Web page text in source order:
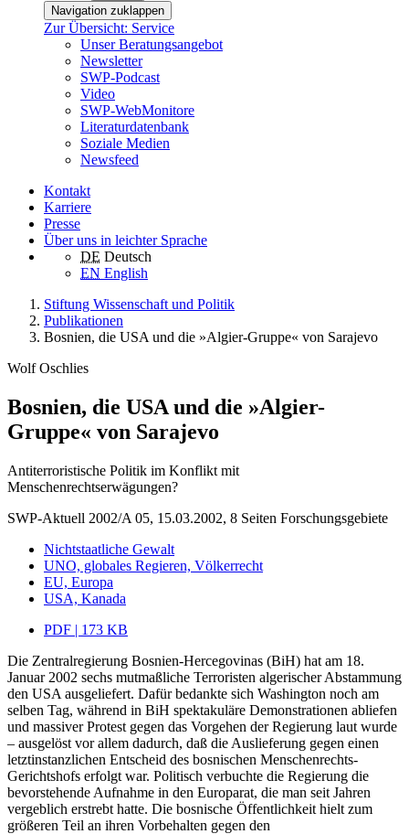
Navigation zuklappen
Zur Übersicht: Service
Unser Beratungsangebot
Newsletter
SWP-Podcast
Video
SWP-WebMonitore
Literaturdatenbank
Soziale Medien
Newsfeed
Kontakt
Karriere
Presse
Über uns in leichter Sprache
DE Deutsch
EN English
Stiftung Wissenschaft und Politik
Publikationen
Bosnien, die USA und die »Algier-Gruppe« von Sarajevo
Wolf Oschlies
Bosnien, die USA und die »Algier-
Gruppe« von Sarajevo
Antiterroristische Politik im Konflikt mit
Menschenrechtserwägungen?
SWP-Aktuell 2002/A 05, 15.03.2002, 8 Seiten Forschungsgebiete
Nichtstaatliche Gewalt
UNO, globales Regieren, Völkerrecht
EU, Europa
USA, Kanada
PDF | 173 KB
Die Zentralregierung Bosnien-Hercegovinas (BiH) hat am 18.
Januar 2002 sechs mutmaßliche Terroristen algerischer Abstammung
den USA ausgeliefert. Dafür bedankte sich Washington noch am
selben Tag, während in BiH spektakuläre Demonstrationen abliefen
und massiver Protest gegen das Vorgehen der Regierung laut wurde
– ausgelöst vor allem dadurch, daß die Auslieferung gegen einen
letztinstanzlichen Entscheid des bosnischen Menschenrechts-
Gerichtshofs erfolgt war. Politisch verbuchte die Regierung die
bevorstehende Aufnahme in den Europarat, die man seit Jahren
vergeblich erstrebt hatte. Die bosnische Öffentlichkeit hielt zum
größeren Teil an ihren Vorbehalten gegen den